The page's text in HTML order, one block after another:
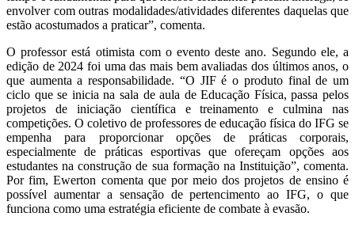
envolver com outras modalidades/atividades diferentes daquelas que
estão acostumados a praticar”, comenta.
O professor está otimista com o evento deste ano. Segundo ele, a
edição de 2024 foi uma das mais bem avaliadas dos últimos anos, o
que aumenta a responsabilidade. “O JIF é o produto final de um
ciclo que se inicia na sala de aula de Educação Física, passa pelos
projetos de iniciação científica e treinamento e culmina nas
competições. O coletivo de professores de educação física do IFG se
empenha para proporcionar opções de práticas corporais,
especialmente de práticas esportivas que ofereçam opções aos
estudantes na construção de sua formação na Instituição”, comenta.
Por fim, Ewerton comenta que por meio dos projetos de ensino é
possível aumentar a sensação de pertencimento ao IFG, o que
funciona como uma estratégia eficiente de combate à evasão.